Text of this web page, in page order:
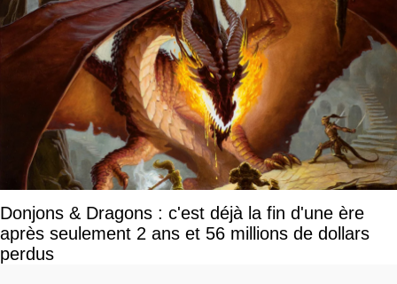
Donjons & Dragons : c'est déjà la fin d'une ère
après seulement 2 ans et 56 millions de dollars
perdus